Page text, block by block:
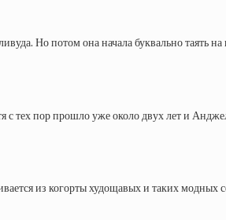
Но потом она начала буквально таять на
с тех пор прошло уже около двух лет и
из когорты худощавых и таких